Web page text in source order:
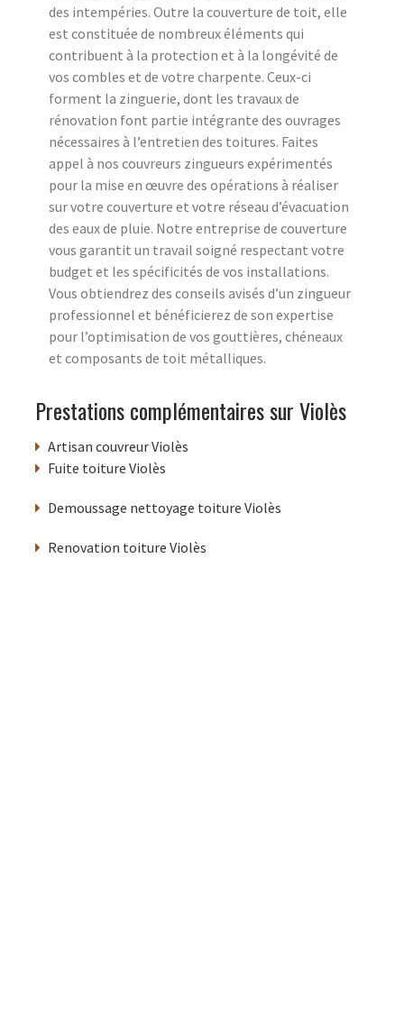
des intempéries. Outre la couverture de toit, elle
est constituée de nombreux éléments qui
contribuent à la protection et à la longévité de
vos combles et de votre charpente. Ceux-ci
forment la zinguerie, dont les travaux de
rénovation font partie intégrante des ouvrages
nécessaires à l’entretien des toitures. Faites
appel à nos couvreurs zingueurs expérimentés
pour la mise en œuvre des opérations à réaliser
sur votre couverture et votre réseau d’évacuation
des eaux de pluie. Notre entreprise de couverture
vous garantit un travail soigné respectant votre
budget et les spécificités de vos installations.
Vous obtiendrez des conseils avisés d’un zingueur
professionnel et bénéficierez de son expertise
pour l’optimisation de vos gouttières, chéneaux
et composants de toit métalliques.
Prestations complémentaires sur Violès
Artisan couvreur Violès
Fuite toiture Violès
Demoussage nettoyage toiture Violès
Renovation toiture Violès